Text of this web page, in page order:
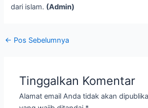
dari islam. (Admin)
← Pos Sebelumnya
Tinggalkan Komentar
Alamat email Anda tidak akan